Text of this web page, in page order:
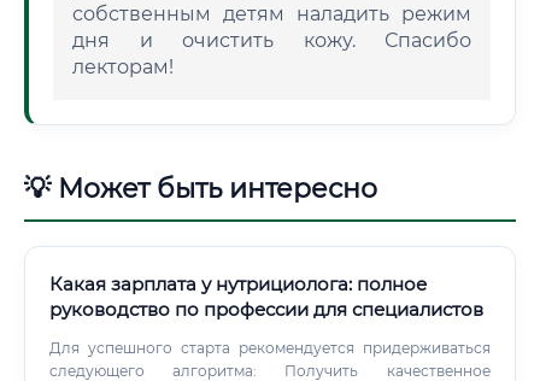
собственным детям наладить режим
дня и очистить кожу. Спасибо
лекторам!
💡 Может быть интересно
Какая зарплата у нутрициолога: полное
руководство по профессии для специалистов
Для успешного старта рекомендуется придерживаться
следующего алгоритма: Получить качественное